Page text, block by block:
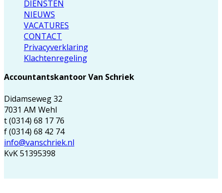
DIENSTEN
NIEUWS
VACATURES
CONTACT
Privacyverklaring
Klachtenregeling
Accountantskantoor Van Schriek
Didamseweg 32
7031 AM Wehl
t (0314) 68 17 76
f (0314) 68 42 74
info@vanschriek.nl
KvK 51395398